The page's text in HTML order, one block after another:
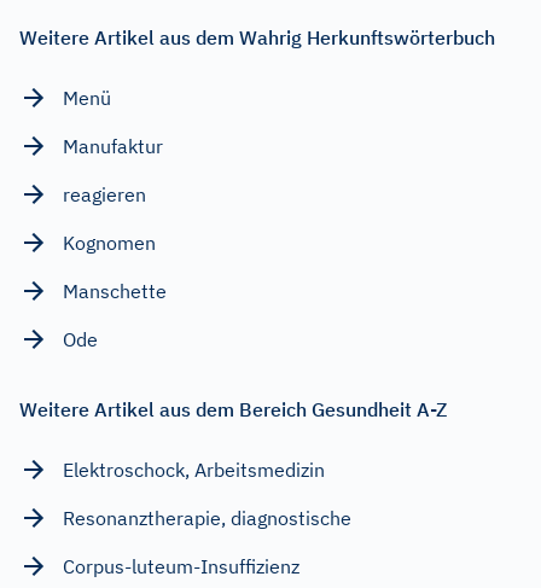
Weitere Artikel aus dem Wahrig Herkunftswörterbuch
Menü
Manufaktur
reagieren
Kognomen
Manschette
Ode
Weitere Artikel aus dem Bereich Gesundheit A-Z
Elektroschock, Arbeitsmedizin
Resonanztherapie, diagnostische
Corpus-luteum-Insuffizienz